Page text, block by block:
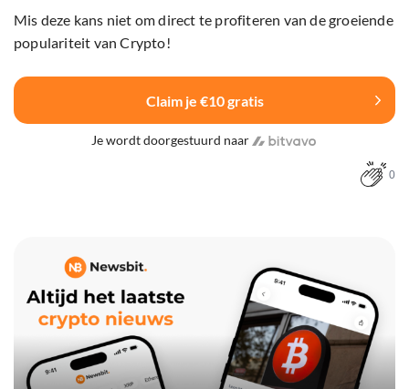
Mis deze kans niet om direct te profiteren van de groeiende
populariteit van Crypto!
Claim je €10 gratis
Je wordt doorgestuurd naar
0